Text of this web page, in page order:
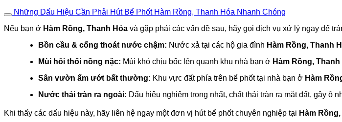
Những Dấu Hiệu Cần Phải Hút Bể Phốt Hàm Rồng, Thanh Hóa Nhanh Chóng
Nếu bạn ở Hàm Rồng, Thanh Hóa và gặp phải các vấn đề sau, hãy gọi dịch vụ xử lý ngay để
Bồn cầu & cống thoát nước chậm: Nước xả tại các hộ gia đình Hàm Rồng, Thanh
Mùi hôi thối nồng nặc: Mùi khó chịu bốc lên quanh khu nhà bạn ở Hàm Rồng, Thanh
Sân vườn ẩm ướt bất thường: Khu vực đất phía trên bể phốt tại nhà bạn ở Hàm
Nước thải tràn ra ngoài: Dấu hiệu nghiêm trọng nhất, chất thải tràn ra mặt đất, gây ô
Khi thấy các dấu hiệu này, hãy liên hệ ngay một đơn vị hút bể phốt chuyên nghiệp tại Hàm